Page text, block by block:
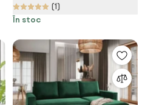
(1)
În stoc